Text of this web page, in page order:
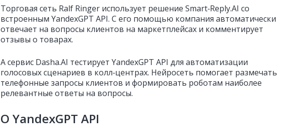
Торговая сеть Ralf Ringer использует решение Smart‑Reply.AI со
встроенным YandexGPT API. С его помощью компания автоматически
отвечает на вопросы клиентов на маркетплейсах и комментирует
отзывы о товарах.
А сервис Dasha.AI тестирует YandexGPT API для автоматизации
голосовых сценариев в колл‑центрах. Нейросеть помогает размечать
телефонные запросы клиентов и формировать роботам наиболее
релевантные ответы на вопросы.
О YandexGPT API